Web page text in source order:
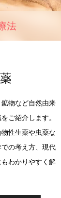
法
物など自然由来
ご紹介します。
性生薬や虫薬な
の考え方、現代
わかりやすく解